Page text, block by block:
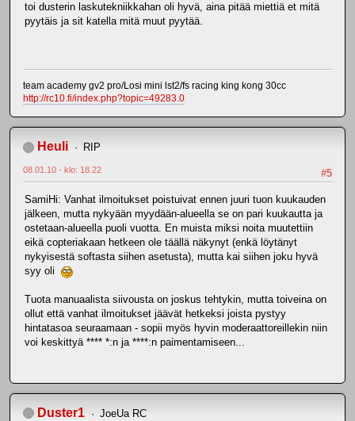
toi dusterin laskutekniikkahan oli hyvä, aina pitää miettiä et mitä
pyytäis ja sit katella mitä muut pyytää.
team academy gv2 pro/Losi mini lst2/fs racing king kong 30cc
http://rc10.fi/index.php?topic=49283.0
Heuli RIP
#5
08.01.10 - klo: 18.22
SamiHi: Vanhat ilmoitukset poistuivat ennen juuri tuon kuukauden
jälkeen, mutta nykyään myydään-alueella se on pari kuukautta ja
ostetaan-alueella puoli vuotta. En muista miksi noita muutettiin
eikä copteriakaan hetkeen ole täällä näkynyt (enkä löytänyt
nykyisestä softasta siihen asetusta), mutta kai siihen joku hyvä
syy oli
Tuota manuaalista siivousta on joskus tehtykin, mutta toiveina on
ollut että vanhat ilmoitukset jäävät hetkeksi joista pystyy
hintatasoa seuraamaan - sopii myös hyvin moderaattoreillekin niin
voi keskittyä **** *:n ja ****:n paimentamiseen...
Duster1 JoeUa RC